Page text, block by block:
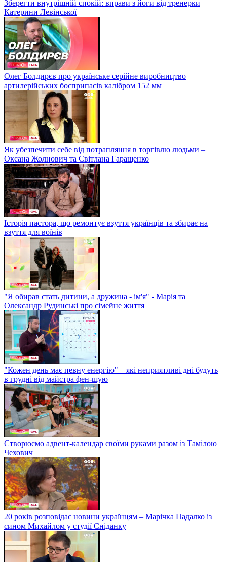
Зберегти внутрішній спокій: вправи з йоги від тренерки
Катерини Левінської
Олег Болдирєв про українське серійне виробництво
артилерійських боєприпасів калібром 152 мм
Як убезпечити себе від потрапляння в торгівлю людьми –
Оксана Жолнович та Світлана Гаращенко
Історія пастора, що ремонтує взуття українців та збирає на
взуття для воїнів
"Я обирав стать дитини, а дружина - ім'я" - Марія та
Олександр Рудинські про сімейне життя
"Кожен день має певну енергію" – які неприятливі дні будуть
в грудні від майстра фен-шую
Створюємо адвент-календар своїми руками разом із Тамілою
Чехович
20 років розповідає новини українцям – Марічка Падалко із
сином Михайлом у студії Сніданку